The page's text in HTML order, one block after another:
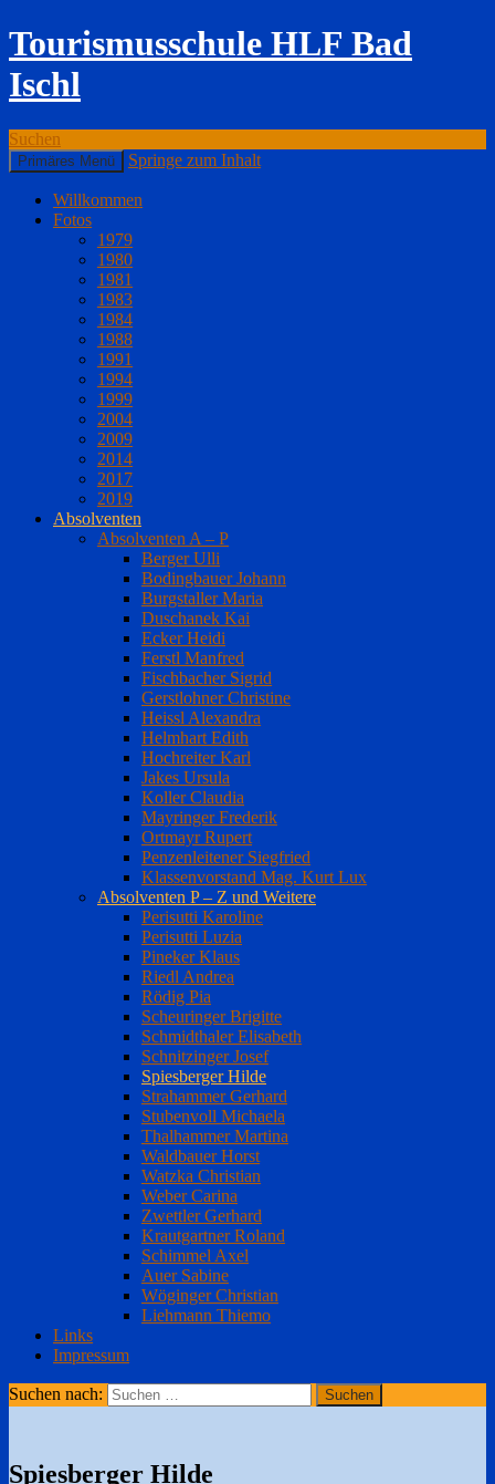
Tourismusschule HLF Bad
Ischl
Suchen
Primäres Menü Springe zum Inhalt
Willkommen
Fotos
1979
1980
1981
1983
1984
1988
1991
1994
1999
2004
2009
2014
2017
2019
Absolventen
Absolventen A – P
Berger Ulli
Bodingbauer Johann
Burgstaller Maria
Duschanek Kai
Ecker Heidi
Ferstl Manfred
Fischbacher Sigrid
Gerstlohner Christine
Heissl Alexandra
Helmhart Edith
Hochreiter Karl
Jakes Ursula
Koller Claudia
Mayringer Frederik
Ortmayr Rupert
Penzenleitener Siegfried
Klassenvorstand Mag. Kurt Lux
Absolventen P – Z und Weitere
Perisutti Karoline
Perisutti Luzia
Pineker Klaus
Riedl Andrea
Rödig Pia
Scheuringer Brigitte
Schmidthaler Elisabeth
Schnitzinger Josef
Spiesberger Hilde
Strahammer Gerhard
Stubenvoll Michaela
Thalhammer Martina
Waldbauer Horst
Watzka Christian
Weber Carina
Zwettler Gerhard
Krautgartner Roland
Schimmel Axel
Auer Sabine
Wöginger Christian
Liehmann Thiemo
Links
Impressum
Suchen nach:
Spiesberger Hilde